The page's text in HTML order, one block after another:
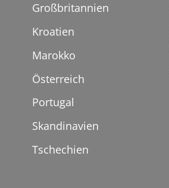
Großbritannien
Kroatien
Marokko
Österreich
Portugal
Skandinavien
Tschechien